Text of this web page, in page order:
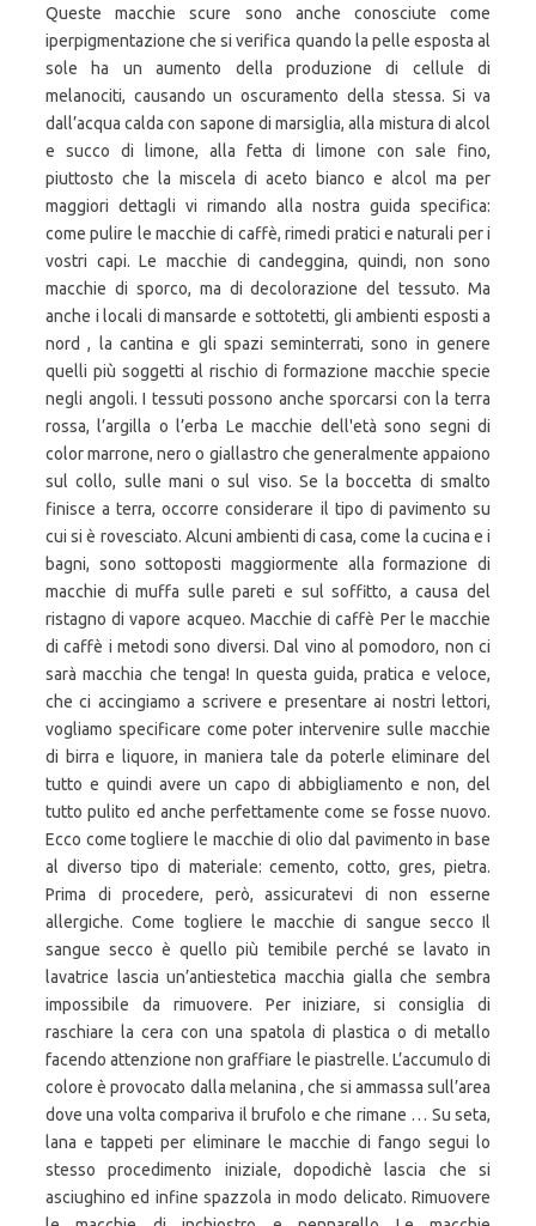
Queste macchie scure sono anche conosciute come
iperpigmentazione che si verifica quando la pelle esposta al
sole ha un aumento della produzione di cellule di
melanociti, causando un oscuramento della stessa. Si va
dall’acqua calda con sapone di marsiglia, alla mistura di alcol
e succo di limone, alla fetta di limone con sale fino,
piuttosto che la miscela di aceto bianco e alcol ma per
maggiori dettagli vi rimando alla nostra guida specifica:
come pulire le macchie di caffè, rimedi pratici e naturali per i
vostri capi. Le macchie di candeggina, quindi, non sono
macchie di sporco, ma di decolorazione del tessuto. Ma
anche i locali di mansarde e sottotetti, gli ambienti esposti a
nord , la cantina e gli spazi seminterrati, sono in genere
quelli più soggetti al rischio di formazione macchie specie
negli angoli. I tessuti possono anche sporcarsi con la terra
rossa, l’argilla o l’erba Le macchie dell'età sono segni di
color marrone, nero o giallastro che generalmente appaiono
sul collo, sulle mani o sul viso. Se la boccetta di smalto
finisce a terra, occorre considerare il tipo di pavimento su
cui si è rovesciato. Alcuni ambienti di casa, come la cucina e i
bagni, sono sottoposti maggiormente alla formazione di
macchie di muffa sulle pareti e sul soffitto, a causa del
ristagno di vapore acqueo. Macchie di caffè Per le macchie
di caffè i metodi sono diversi. Dal vino al pomodoro, non ci
sarà macchia che tenga! In questa guida, pratica e veloce,
che ci accingiamo a scrivere e presentare ai nostri lettori,
vogliamo specificare come poter intervenire sulle macchie
di birra e liquore, in maniera tale da poterle eliminare del
tutto e quindi avere un capo di abbigliamento e non, del
tutto pulito ed anche perfettamente come se fosse nuovo.
Ecco come togliere le macchie di olio dal pavimento in base
al diverso tipo di materiale: cemento, cotto, gres, pietra.
Prima di procedere, però, assicuratevi di non esserne
allergiche. Come togliere le macchie di sangue secco Il
sangue secco è quello più temibile perché se lavato in
lavatrice lascia un’antiestetica macchia gialla che sembra
impossibile da rimuovere. Per iniziare, si consiglia di
raschiare la cera con una spatola di plastica o di metallo
facendo attenzione non graffiare le piastrelle. L’accumulo di
colore è provocato dalla melanina , che si ammassa sull’area
dove una volta compariva il brufolo e che rimane … Su seta,
lana e tappeti per eliminare le macchie di fango segui lo
stesso procedimento iniziale, dopodichè lascia che si
asciughino ed infine spazzola in modo delicato. Rimuovere